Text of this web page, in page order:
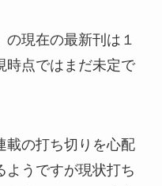
の現在の最新刊は１
時点ではまだ未定で
載の打ち切りを心配
ようですが現状打ち